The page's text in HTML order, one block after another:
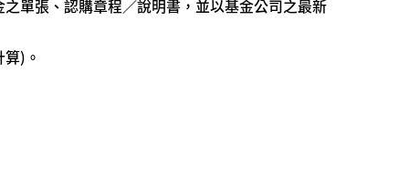
之單張、認購章程∕說明書，並以基金公司之最新
)。